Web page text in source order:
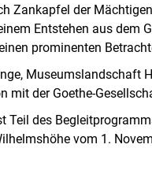
Zankapfel der
Entstehen aus dem
prominenten
Museumslandschaft
mit der Goethe-
Teil des
vom 1.